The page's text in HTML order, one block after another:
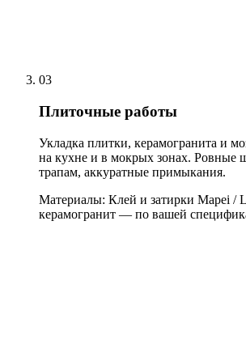
03
Плиточные работы
Укладка плитки, керамогранита и
на кухне и в мокрых зонах. Ровные
трапам, аккуратные примыкания.
Материалы: Клей и затирки Mapei /
керамогранит — по вашей